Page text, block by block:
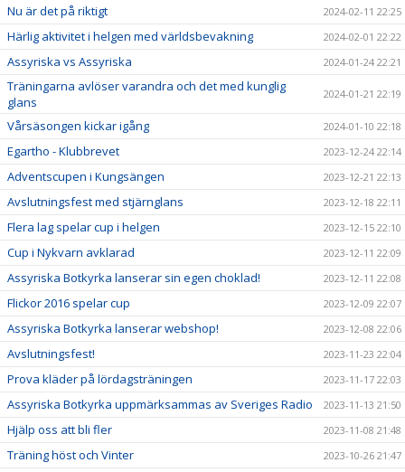
Nu är det på riktigt 2024-02-11 22:25
Härlig aktivitet i helgen med världsbevakning 2024-02-01 22:22
Assyriska vs Assyriska 2024-01-24 22:21
Träningarna avlöser varandra och det med kunglig
glans
2024-01-21 22:19
Vårsäsongen kickar igång 2024-01-10 22:18
Egartho - Klubbrevet 2023-12-24 22:14
Adventscupen i Kungsängen 2023-12-21 22:13
Avslutningsfest med stjärnglans 2023-12-18 22:11
Flera lag spelar cup i helgen 2023-12-15 22:10
Cup i Nykvarn avklarad 2023-12-11 22:09
Assyriska Botkyrka lanserar sin egen choklad! 2023-12-11 22:08
Flickor 2016 spelar cup 2023-12-09 22:07
Assyriska Botkyrka lanserar webshop! 2023-12-08 22:06
Avslutningsfest! 2023-11-23 22:04
Prova kläder på lördagsträningen 2023-11-17 22:03
Assyriska Botkyrka uppmärksammas av Sveriges Radio 2023-11-13 21:50
Hjälp oss att bli fler 2023-11-08 21:48
Träning höst och Vinter 2023-10-26 21:47